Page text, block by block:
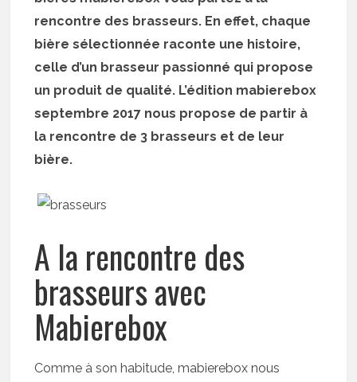
rencontre des brasseurs. En effet, chaque
bière sélectionnée raconte une histoire,
celle d’un brasseur passionné qui propose
un produit de qualité. L’édition mabierebox
septembre 2017 nous propose de partir à
la rencontre de 3 brasseurs et de leur
bière.
A la rencontre des
brasseurs avec
Mabierebox
Comme à son habitude, mabierebox nous